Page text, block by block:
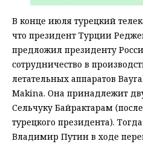
В конце июля турецкий
что президент Турции
предложил президенту
сотрудничество в
летательных аппаратов
Makina. Она принадлежит
Сельчуку Байрактарам
турецкого президента).
Владимир Путин в ходе